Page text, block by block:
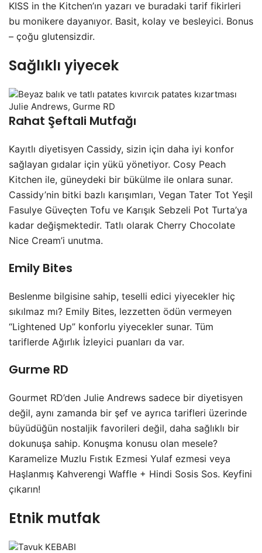
KISS in the Kitchen’ın yazarı ve buradaki tarif fikirleri
bu monikere dayanıyor. Basit, kolay ve besleyici. Bonus
– çoğu glutensizdir.
Sağlıklı yiyecek
Julie Andrews, Gurme RD
Rahat Şeftali Mutfağı
Kayıtlı diyetisyen Cassidy, sizin için daha iyi konfor
sağlayan gıdalar için yükü yönetiyor. Cosy Peach
Kitchen ile, güneydeki bir bükülme ile onlara sunar.
Cassidy’nin bitki bazlı karışımları, Vegan Tater Tot Yeşil
Fasulye Güveçten Tofu ve Karışık Sebzeli Pot Turta’ya
kadar değişmektedir. Tatlı olarak Cherry Chocolate
Nice Cream’i unutma.
Emily Bites
Beslenme bilgisine sahip, teselli edici yiyecekler hiç
sıkılmaz mı? Emily Bites, lezzetten ödün vermeyen
“Lightened Up” konforlu yiyecekler sunar. Tüm
tariflerde Ağırlık İzleyici puanları da var.
Gurme RD
Gourmet RD’den Julie Andrews sadece bir diyetisyen
değil, aynı zamanda bir şef ve ayrıca tarifleri üzerinde
büyüdüğün nostaljik favorileri değil, daha sağlıklı bir
dokunuşa sahip. Konuşma konusu olan mesele?
Karamelize Muzlu Fıstık Ezmesi Yulaf ezmesi veya
Haşlanmış Kahverengi Waffle + Hindi Sosis Sos. Keyfini
çıkarın!
Etnik mutfak